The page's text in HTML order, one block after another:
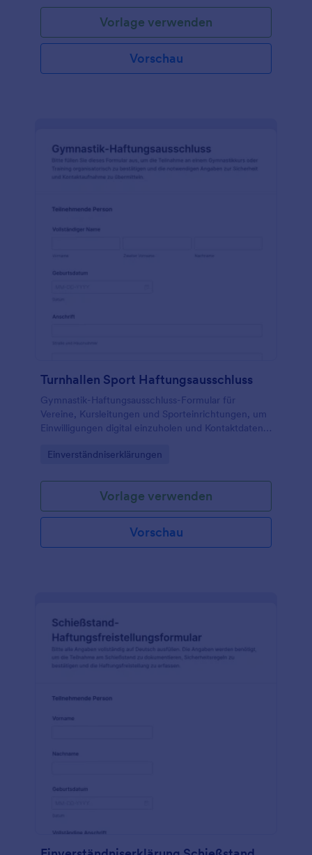
Vorlage verwenden
Vorschau
Turnhallen Sport Haftungsausschluss
Gymnastik-Haftungsausschluss-Formular für
Vereine, Kursleitungen und Sporteinrichtungen, um
Einwilligungen digital einzuholen und Kontaktdaten
sammeln und auszuwerten.
Go to Category:
Einverständniserklärungen
Vorlage verwenden
Vorschau